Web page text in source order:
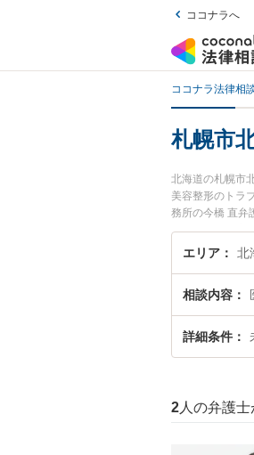
ココナラへ
ココナラ法律相
札幌市
北海道の札幌市
美容整形のトラ
務所の今橋 直弁
したい』『医療
などでお困りの
エリア 北
相談内容
詳細条件
2 人の弁護